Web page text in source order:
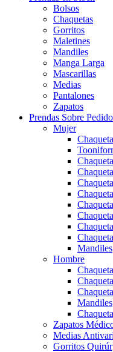
Bolsos
Chaquetas
Gorritos
Maletines
Mandiles
Manga Larga
Mascarillas
Medias
Pantalones
Zapatos
Prendas Sobre Pedido
Mujer
Mandiles
Hombre
Mandiles
Zapatos
Medias
Gorritos